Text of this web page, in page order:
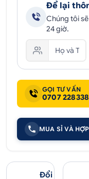
Để lại
Chúng tôi
24 giờ.
GỌI TƯ VẤN
0707 228338
MUA SỈ VÀ
Đổi